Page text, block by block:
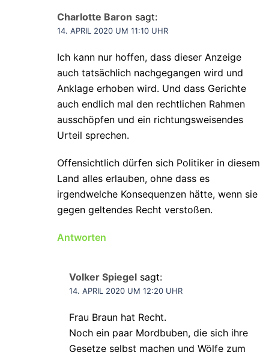
Charlotte Baron sagt:
14. APRIL 2020 UM 11:10 UHR
Ich kann nur hoffen, dass dieser Anzeige
auch tatsächlich nachgegangen wird und
Anklage erhoben wird. Und dass Gerichte
auch endlich mal den rechtlichen Rahmen
ausschöpfen und ein richtungsweisendes
Urteil sprechen.
Offensichtlich dürfen sich Politiker in diesem
Land alles erlauben, ohne dass es
irgendwelche Konsequenzen hätte, wenn sie
gegen geltendes Recht verstoßen.
Antworten
Volker Spiegel sagt:
14. APRIL 2020 UM 12:20 UHR
Frau Braun hat Recht.
Noch ein paar Mordbuben, die sich ihre
Gesetze selbst machen und Wölfe zum